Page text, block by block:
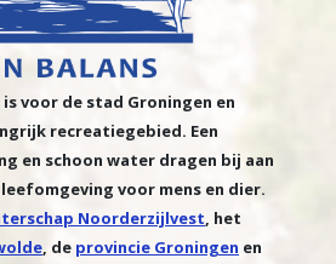
voor de stad Groningen en
recreatiegebied. Een
en schoon water dragen bij aan
voor mens en dier.
Noorderzijlvest, het
, de provincie Groningen en